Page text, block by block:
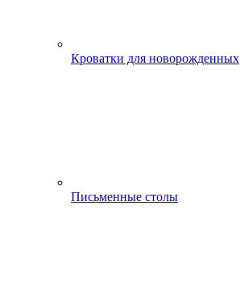
Кроватки для новорожденных
Письменные столы